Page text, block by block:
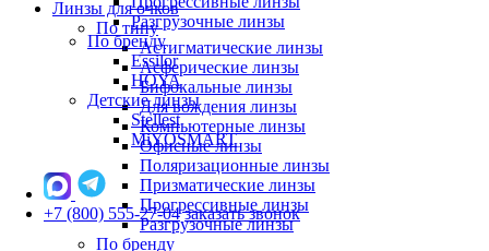
Линзы для очков
По типу
Астигматические линзы
Асферические линзы
Бифокальные линзы
Для вождения линзы
Компьютерные линзы
Офисные линзы
Поляризационные линзы
Призматические линзы
Прогрессивные линзы
Разгрузочные линзы
По бренду
Разгрузочные линзы
По бренду
Essilor
HOYA
Детские линзы
Stellest
MiYOSMART
+7 (800) 555-27-04 заказать звонок